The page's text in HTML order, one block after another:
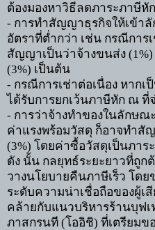
ต้องมองหาวิธีลดภาระภาษีหั
- การทำสัญญาธุรกิจให้เข้า
อัตราที่ต่ำกว่า เช่น กรณีการ
สัญญาเป็นว่าจ้างขนส่ง (1%)
(3%) เป็นต้น
- กรณีการเช่าต่อเนื่อง หาก
ได้รับการยกเว้นภาษีหัก ณ ที่
- การว่าจ้างทำของในลักษณ
ค่าแรงพร้อมวัสดุ ก็อาจทำสั
(3%) โดยค่าซื้อวัสดุเป็นภาร
ดัง นั้น กลยุทธ์ระยะยาวที่ถูก
วางนโยบายคืนภาษีเร็ว โด
ระดับความน่าเชื่อถือของผู้เ
คล้ายกับแนวบริหารร้านบุฟ
ภาสกรนที (โออิชิ) ที่เตรียม